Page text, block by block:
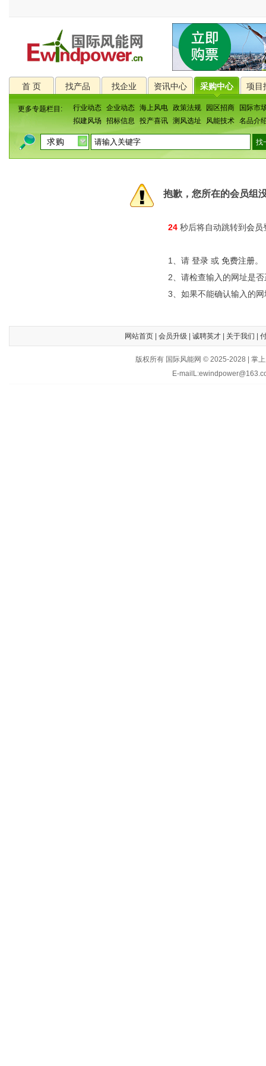
首 页 找产品 找企业 资讯中心 采购中心 项目
更多专题栏目: 行业动态 企业动态 海上风电 政策法规 园区招商
国际市
拟建风场
招标信息 投产喜讯 测风选址 风能技术 名品介
抱歉，您所在的会员组
24 秒后将自动跳转到会员
1、请 登录 或 免费注册。
2、请检查输入的网址是
3、如果不能确认输入的
网站首页| 会员升级 诚聘英才| 关于我们
版权所有 国际风能网 © 2025-2028 | 掌
E-